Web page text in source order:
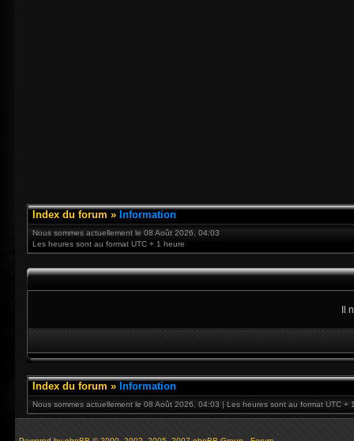
Index du forum » Information
Nous sommes actuellement le 08 Août 2026, 04:03
Les heures sont au format UTC + 1 heure
Il
Index du forum » Information
Nous sommes actuellement le 08 Août 2026, 04:03 | Les heures sont au format UTC +